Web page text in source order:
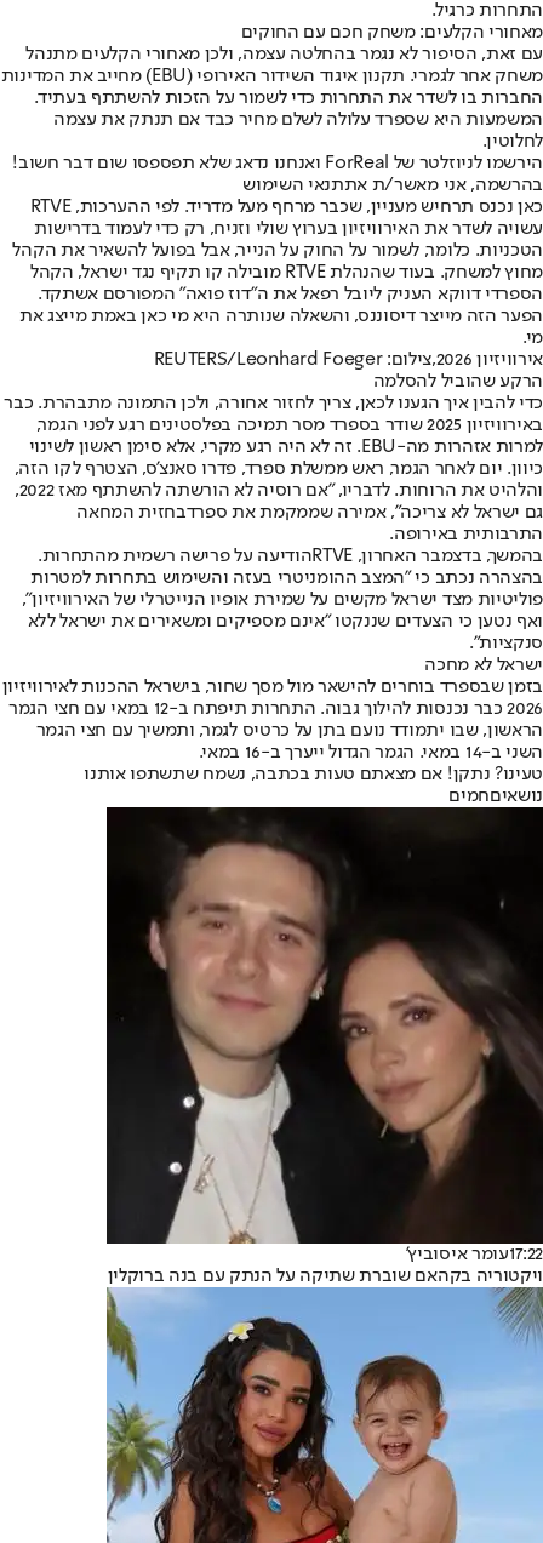
התחרות כרגיל.
מאחורי הקלעים: משחק חכם עם החוקים
עם זאת, הסיפור לא נגמר בהחלטה עצמה, ולכן מאחורי הקלעים מתנהל
משחק אחר לגמרי. תקנון איגוד השידור האירופי (EBU) מחייב את המדינות
החברות בו לשדר את התחרות כדי לשמור על הזכות להשתתף בעתיד.
המשמעות היא שספרד עלולה לשלם מחיר כבד אם תנתק את עצמה
לחלוטין.
הירשמו לניוזלטר של ForReal ואנחנו נדאג שלא תפספסו שום דבר חשוב!
בהרשמה, אני מאשר/ת אתתנאי השימוש
כאן נכנס תרחיש מעניין, שכבר מרחף מעל מדריד. לפי ההערכות, RTVE
עשויה לשדר את האירוויזיון בערוץ שולי וזניח, רק כדי לעמוד בדרישות
הטכניות. כלומר, לשמור על החוק על הנייר, אבל בפועל להשאיר את הקהל
מחוץ למשחק. בעוד שהנהלת RTVE מובילה קו תקיף נגד ישראל, הקהל
הספרדי דווקא העניק ליובל רפאל את ה"דוז פואה" המפורסם אשתקד.
הפער הזה מייצר דיסוננס, והשאלה שנותרה היא מי כאן באמת מייצג את
מי.
אירוויזיון 2026,צילום: REUTERS/Leonhard Foeger
הרקע שהוביל להסלמה
כדי להבין איך הגענו לכאן, צריך לחזור אחורה, ולכן התמונה מתבהרת. כבר
באירוויזיון 2025 שודר בספרד מסר תמיכה בפלסטינים רגע לפני הגמר,
למרות אזהרות מה-EBU. זה לא היה רגע מקרי, אלא סימן ראשון לשינוי
כיוון. יום לאחר הגמר, ראש ממשלת ספרד, פדרו סאנצ'ס, הצטרף לקו הזה,
והלהיט את הרוחות. לדבריו, "אם רוסיה לא הורשתה להשתתף מאז 2022,
גם ישראל לא צריכה", אמירה שממקמת את ספרדבחזית המחאה
התרבותית באירופה.
בהמשך, בדצמבר האחרון, RTVE
הודיעה על פרישה רשמית מהתחרות.
בהצהרה נכתב כי "המצב ההומניטרי בעזה והשימוש בתחרות למטרות
פוליטיות מצד ישראל מקשים על שמירת אופיו הנייטרלי של האירוויזיון",
ואף נטען כי הצעדים שננקטו "אינם מספיקים ומשאירים את ישראל ללא
סנקציות".
ישראל לא מחכה
בזמן שבספרד בוחרים להישאר מול מסך שחור, בישראל ההכנות לאירוויזיון
2026 כבר נכנסות להילוך גבוה. התחרות תיפתח ב-12 במאי עם חצי הגמר
הראשון, שבו יתמודד נועם בתן על כרטיס לגמר, ותמשיך עם חצי הגמר
השני ב-14 במאי. הגמר הגדול ייערך ב-16 במאי.
טעינו? נתקן! אם מצאתם טעות בכתבה, נשמח שתשתפו אותנו
נושאיםחמים
17:22עומר איסוביץ'
ויקטוריה בקהאם שוברת שתיקה על הנתק עם בנה ברוקלין